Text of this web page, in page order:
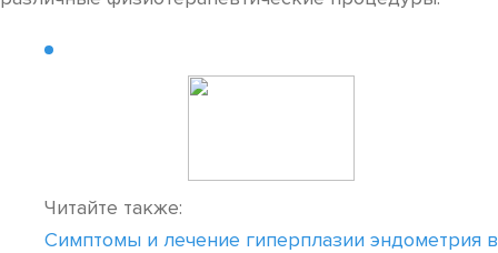
Читайте также:
Симптомы и лечение гиперплазии эндометрия в